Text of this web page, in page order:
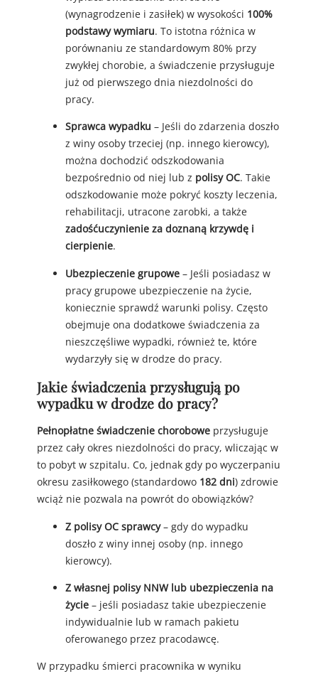
(wynagrodzenie i zasiłek) w wysokości 100%
podstawy wymiaru. To istotna różnica w
porównaniu ze standardowym 80% przy
zwykłej chorobie, a świadczenie przysługuje
już od pierwszego dnia niezdolności do
pracy.
Sprawca wypadku – Jeśli do zdarzenia doszło
z winy osoby trzeciej (np. innego kierowcy),
można dochodzić odszkodowania
bezpośrednio od niej lub z polisy OC. Takie
odszkodowanie może pokryć koszty leczenia,
rehabilitacji, utracone zarobki, a także
zadośćuczynienie za doznaną krzywdę i
cierpienie.
Ubezpieczenie grupowe – Jeśli posiadasz w
pracy grupowe ubezpieczenie na życie,
koniecznie sprawdź warunki polisy. Często
obejmuje ona dodatkowe świadczenia za
nieszczęśliwe wypadki, również te, które
wydarzyły się w drodze do pracy.
Jakie świadczenia przysługują po
wypadku w drodze do pracy?
Pełnopłatne świadczenie chorobowe przysługuje
przez cały okres niezdolności do pracy, wliczając w
to pobyt w szpitalu. Co, jednak gdy po wyczerpaniu
okresu zasiłkowego (standardowo 182 dni) zdrowie
wciąż nie pozwala na powrót do obowiązków?
Z polisy OC sprawcy– gdy do wypadku
doszło z winy innej osoby (np. innego
kierowcy).
Z własnej polisy NNW lub ubezpieczenia na
życie – jeśli posiadasz takie ubezpieczenie
indywidualnie lub w ramach pakietu
oferowanego przez pracodawcę.
W przypadku śmierci pracownika w wyniku